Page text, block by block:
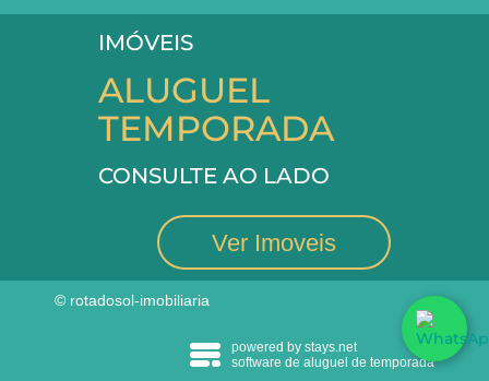
IMÓVEIS
ALUGUEL
TEMPORADA
CONSULTE AO LADO
Ver Imoveis
© rotadosol-imobiliaria
powered by stays.net
software de aluguel de temporada